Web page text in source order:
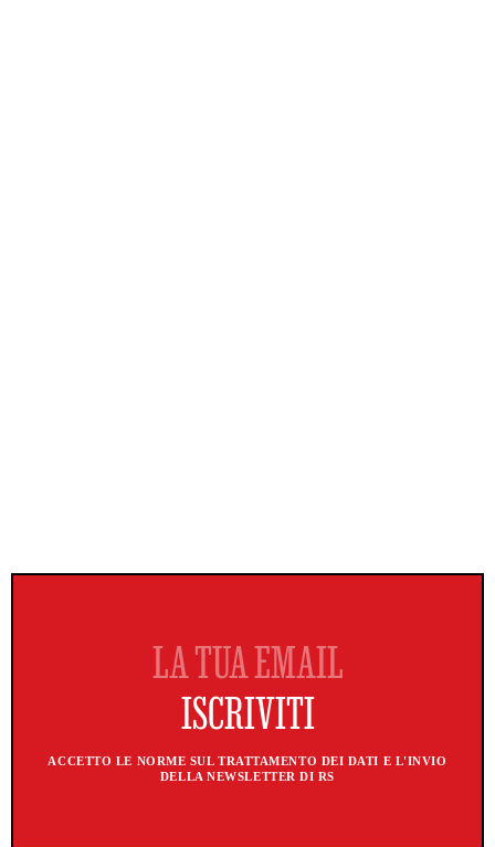
ACCETTO LE NORME SUL TRATTAMENTO DEI DATI E L'INVIO
DELLA NEWSLETTER DI RS